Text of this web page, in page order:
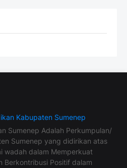
Sumenep Adalah Perkumpulan/
Sumenep yang didirikan atas
wadah dalam Memperkuat
Berkontribusi Positif dalam